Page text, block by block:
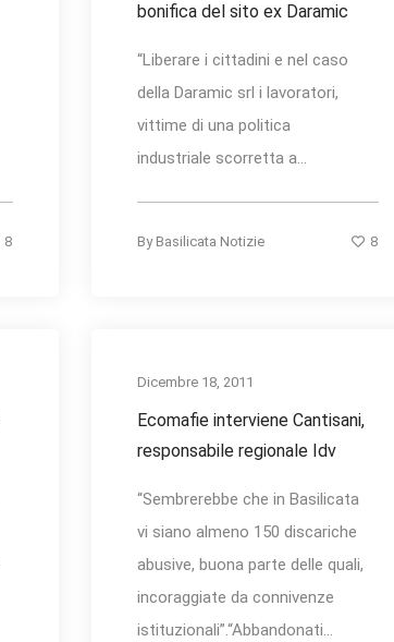
8
bonifica del sito ex Daramic
“Liberare i cittadini e nel caso
della Daramic srl i lavoratori,
vittime di una politica
industriale scorretta a...
By Basilicata Notizie 8
Dicembre 18, 2011
Ecomafie interviene Cantisani,
responsabile regionale Idv
“Sembrerebbe che in Basilicata
vi siano almeno 150 discariche
abusive, buona parte delle quali,
incoraggiate da connivenze
istituzionali”.“Abbandonati...